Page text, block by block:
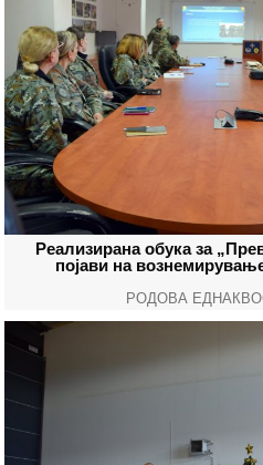
Реализирана обука за
појави на
РОДОВА